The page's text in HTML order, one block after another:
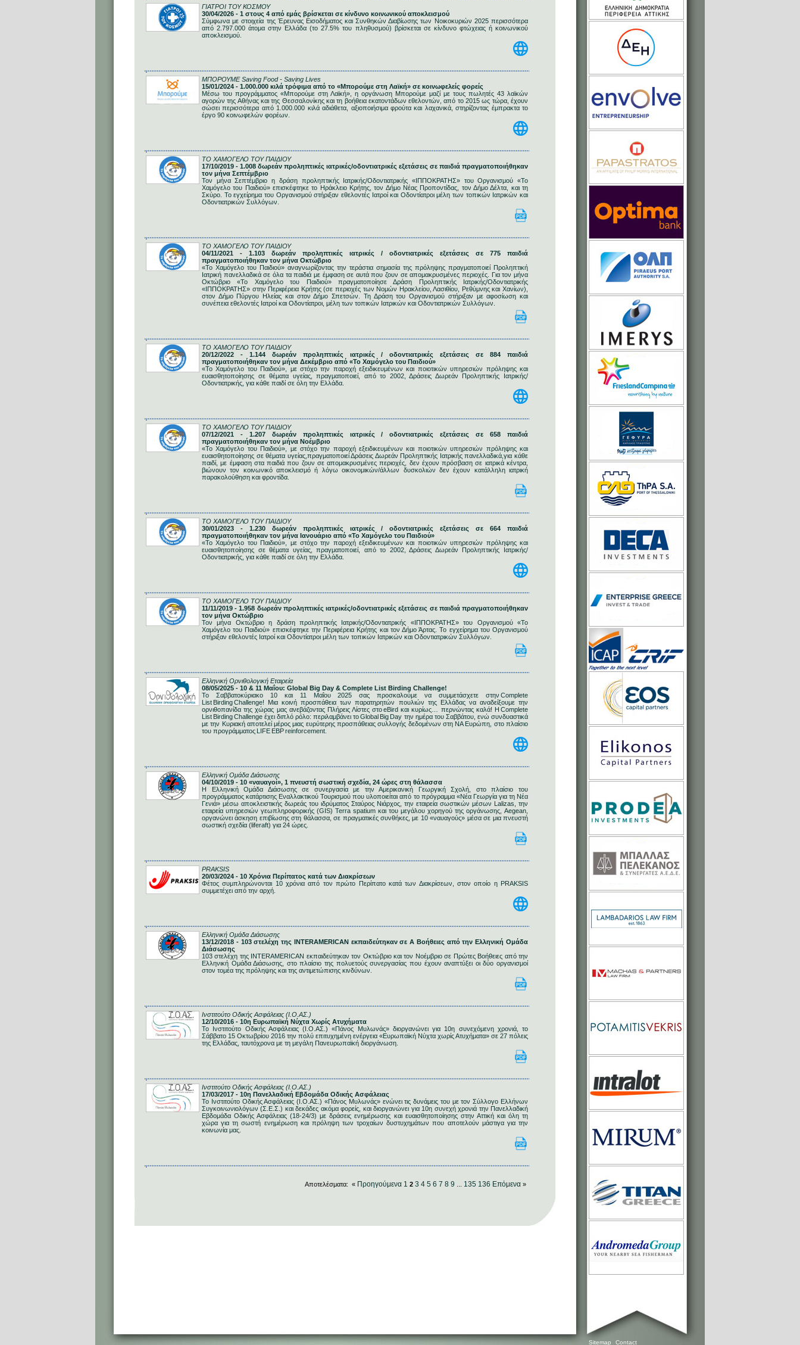
ΓΙΑΤΡΟΙ ΤΟΥ ΚΟΣΜΟΥ
30/04/2026 - 1 στους 4 από εμάς βρίσκεται σε κίνδυνο κοινωνικού αποκλεισμού
Σύμφωνα με στοιχεία της Έρευνας Εισοδήματος και Συνθηκών Διαβίωσης των Νοικοκυριών 2025 περισσότερα
από 2.797.000 άτομα στην Ελλάδα (το 27.5% του πληθυσμού) βρίσκεται σε κίνδυνο φτώχειας ή κοινωνικού
αποκλεισμού.
ΜΠΟΡΟΥΜΕ Saving Food - Saving Lives
15/01/2024 - 1.000.000 κιλά τρόφιμα από το «Μπορούμε στη Λαϊκή» σε κοινωφελείς φορείς
Μέσω του προγράμματος «Μπορούμε στη Λαϊκή», η οργάνωση Μπορούμε μαζί με τους πωλητές 43 λαϊκών
αγορών της Αθήνας και της Θεσσαλονίκης και τη βοήθεια εκατοντάδων εθελοντών, από το 2015 ως τώρα, έχουν
σώσει περισσότερα από 1.000.000 κιλά αδιάθετα, αξιοποιήσιμα φρούτα και λαχανικά, στηρίζοντας έμπρακτα το
έργο 90 κοινωφελών φορέων.
ΤΟ ΧΑΜΟΓΕΛΟ ΤΟΥ ΠΑΙΔΙΟΥ
17/10/2019 - 1.008 δωρεάν προληπτικές ιατρικές/οδοντιατρικές εξετάσεις σε παιδιά πραγματοποιήθηκαν
τον μήνα Σεπτέμβριο
Τον μήνα Σεπτέμβριο η δράση προληπτικής Ιατρικής/Οδοντιατρικής «ΙΠΠΟΚΡΑΤΗΣ» του Οργανισμού «Το
Χαμόγελο του Παιδιού» επισκέφτηκε το Ηράκλειο Κρήτης, τον Δήμο Νέας Προποντίδας, τον Δήμο Δέλτα, και τη
Σκύρο. Το εγχείρημα του Οργανισμού στήριξαν εθελοντές Ιατροί και Οδοντίατροι μέλη των τοπικών Ιατρικών και
Οδοντιατρικών Συλλόγων.
ΤΟ ΧΑΜΟΓΕΛΟ ΤΟΥ ΠΑΙΔΙΟΥ
04/11/2021 - 1.103 δωρεάν προληπτικές ιατρικές / οδοντιατρικές εξετάσεις σε 775 παιδιά
πραγματοποιήθηκαν τον μήνα Οκτώβριο
«Το Χαμόγελο του Παιδιού» αναγνωρίζοντας την τεράστια σημασία της πρόληψης πραγματοποιεί Προληπτική
Ιατρική πανελλαδικά σε όλα τα παιδιά με έμφαση σε αυτά που ζουν σε απομακρυσμένες περιοχές. Για τον μήνα
Οκτώβριο «Το Χαμόγελο του Παιδιού» πραγματοποίησε Δράση Προληπτικής Ιατρικής/Οδοντιατρικής
«ΙΠΠΟΚΡΑΤΗΣ» στην Περιφέρεια Κρήτης (σε περιοχές των Νομών Ηρακλείου, Λασιθίου, Ρεθύμνης και Χανίων),
στον Δήμο Πύργου Ηλείας και στον Δήμο Σπετσών. Τη Δράση του Οργανισμού στήριξαν με αφοσίωση και
συνέπεια εθελοντές Ιατροί και Οδοντίατροι, μέλη των τοπικών Ιατρικών και Οδοντιατρικών Συλλόγων.
ΤΟ ΧΑΜΟΓΕΛΟ ΤΟΥ ΠΑΙΔΙΟΥ
20/12/2022 - 1.144 δωρεάν προληπτικές ιατρικές / οδοντιατρικές εξετάσεις σε 884 παιδιά
πραγματοποιήθηκαν τον μήνα Δεκέμβριο από «Το Χαμόγελο του Παιδιού»
«Το Χαμόγελο του Παιδιού», με στόχο την παροχή εξειδικευμένων και ποιοτικών υπηρεσιών πρόληψης και
ευαισθητοποίησης σε θέματα υγείας, πραγματοποιεί, από το 2002, Δράσεις Δωρεάν Προληπτικής Ιατρικής/
Οδοντιατρικής, για κάθε παιδί σε όλη την Ελλάδα.
ΤΟ ΧΑΜΟΓΕΛΟ ΤΟΥ ΠΑΙΔΙΟΥ
07/12/2021 - 1.207 δωρεάν προληπτικές ιατρικές / οδοντιατρικές εξετάσεις σε 658 παιδιά
πραγματοποιήθηκαν τον μήνα Νοέμβριο
«Το Χαμόγελο του Παιδιού», με στόχο την παροχή εξειδικευμένων και ποιοτικών υπηρεσιών πρόληψης και
ευαισθητοποίησης σε θέματα υγείας,πραγματοποιεί Δράσεις Δωρεάν Προληπτικής Ιατρικής πανελλαδικά,για κάθε
παιδί, με έμφαση στα παιδιά που ζουν σε απομακρυσμένες περιοχές, δεν έχουν πρόσβαση σε ιατρικά κέντρα,
βιώνουν τον κοινωνικό αποκλεισμό ή λόγω οικονομικών/άλλων δυσκολιών δεν έχουν κατάλληλη ιατρική
παρακολούθηση και φροντίδα.
ΤΟ ΧΑΜΟΓΕΛΟ ΤΟΥ ΠΑΙΔΙΟΥ
30/01/2023 - 1.230 δωρεάν προληπτικές ιατρικές / οδοντιατρικές εξετάσεις σε 664 παιδιά
πραγματοποιήθηκαν τον μήνα Ιανουάριο από «Το Χαμόγελο του Παιδιού»
«Το Χαμόγελο του Παιδιού», με στόχο την παροχή εξειδικευμένων και ποιοτικών υπηρεσιών πρόληψης και
ευαισθητοποίησης σε θέματα υγείας, πραγματοποιεί, από το 2002, Δράσεις Δωρεάν Προληπτικής Ιατρικής/
Οδοντιατρικής, για κάθε παιδί σε όλη την Ελλάδα.
ΤΟ ΧΑΜΟΓΕΛΟ ΤΟΥ ΠΑΙΔΙΟΥ
11/11/2019 - 1.958 δωρεάν προληπτικές ιατρικές/οδοντιατρικές εξετάσεις σε παιδιά πραγματοποιήθηκαν
τον μήνα Οκτώβριο
Τον μήνα Οκτώβριο η δράση προληπτικής Ιατρικής/Οδοντιατρικής «ΙΠΠΟΚΡΑΤΗΣ» του Οργανισμού «Το
Χαμόγελο του Παιδιού» επισκέφτηκε την Περιφέρεια Κρήτης και τον Δήμο Άρτας. Το εγχείρημα του Οργανισμού
στήριξαν εθελοντές Ιατροί και Οδοντίατροι μέλη των τοπικών Ιατρικών και Οδοντιατρικών Συλλόγων.
Ελληνική Ορνιθολογική Εταιρεία
08/05/2025 - 10 & 11 Μαΐου: Global Big Day & Complete List Birding Challenge!
Το Σαββατοκύριακο 10 και 11 Μαΐου 2025 σας προσκαλούμε να συμμετάσχετε στην Complete
List Birding Challenge! Mια κοινή προσπάθεια των παρατηρητών πουλιών της Ελλάδας να αναδείξουμε την
ορνιθοπανίδα της χώρας μας ανεβάζοντας Πλήρεις Λίστες στο eBird και κυρίως… περνώντας καλά! Η Complete
List Birding Challenge έχει διπλό ρόλο: περιλαμβάνει το Global Big Day την ημέρα του Σαββάτου, ενώ συνδυαστικά
με την Κυριακή αποτελεί μέρος μιας ευρύτερης προσπάθειας συλλογής δεδομένων στη ΝΑ Ευρώπη, στο πλαίσιο
του προγράμματος LIFE EBP reinforcement.
Ελληνική Ομάδα Διάσωσης
04/10/2019 - 10 «ναυαγοί», 1 πνευστή σωστική σχεδία, 24 ώρες στη θάλασσα
Η Ελληνική Ομάδα Διάσωσης σε συνεργασία με την Αμερικανική Γεωργική Σχολή, στο πλαίσιο τoυ
προγράμματος κατάρτισης Εναλλακτικού Τουρισμού που υλοποιείται από το πρόγραμμα «Νέα Γεωργία για τη Νέα
Γενιά» μέσω αποκλειστικής δωρεάς του ιδρύματος Σταύρος Νιάρχος, την εταιρεία σωστικών μέσων Lalizas, την
εταιρεία υπηρεσιών γεωπληροφορικής (GIS) Terra spatium και του μεγάλου χορηγού της οργάνωσης, Aegean,
οργανώνει άσκηση επιβίωσης στη θάλασσα, σε πραγματικές συνθήκες, με 10 «ναυαγούς» μέσα σε μια πνευστή
σωστική σχεδία (liferaft) για 24 ώρες.
PRAKSIS
20/03/2024 - 10 Χρόνια Περίπατος κατά των Διακρίσεων
Φέτος συμπληρώνονται 10 χρόνια από τον πρώτο Περίπατο κατά των Διακρίσεων, στον οποίο η PRAKSIS
συμμετέχει από την αρχή.
Ελληνική Ομάδα Διάσωσης
13/12/2018 - 103 στελέχη της INTERAMERICAN εκπαιδεύτηκαν σε Α Βοήθειες από την Ελληνική Ομάδα
Διάσωσης
103 στελέχη της INTERAMERICAN εκπαιδεύτηκαν τον Οκτώβριο και τον Νοέμβριο σε Πρώτες Βοήθειες από την
Ελληνική Ομάδα Διάσωσης, στο πλαίσιο της πολυετούς συνεργασίας που έχουν αναπτύξει οι δύο οργανισμοί
στον τομέα της πρόληψης και της αντιμετώπισης κινδύνων.
Ινστιτούτο Οδικής Ασφάλειας (Ι.Ο.ΑΣ.)
12/10/2016 - 10η Ευρωπαϊκή Νύχτα Χωρίς Ατυχήματα
Το Ινστιτούτο Οδικής Ασφάλειας (Ι.Ο.ΑΣ.) «Πάνος Μυλωνάς» διοργανώνει για 10η συνεχόμενη χρονιά, το
Σάββατο 15 Οκτωβρίου 2016 την πολύ επιτυχημένη ενέργεια «Ευρωπαϊκή Νύχτα χωρίς Ατυχήματα» σε 27 πόλεις
της Ελλάδας, ταυτόχρονα με τη μεγάλη Πανευρωπαϊκή διοργάνωση.
Ινστιτούτο Οδικής Ασφάλειας (Ι.Ο.ΑΣ.)
17/03/2017 - 10η Πανελλαδική Εβδομάδα Οδικής Ασφάλειας
Το Ινστιτούτο Οδικής Ασφάλειας (Ι.Ο.ΑΣ.) «Πάνος Μυλωνάς» ενώνει τις δυνάμεις του με τον Σύλλογο Ελλήνων
Συγκοινωνιολόγων (Σ.Ε.Σ.) και δεκάδες ακόμα φορείς, και διοργανώνει για 10η συνεχή χρονιά την Πανελλαδική
Εβδομάδα Οδικής Ασφάλειας (18-24/3) με δράσεις ενημέρωσης και ευαισθητοποίησης στην Αττική και όλη τη
χώρα για τη σωστή ενημέρωση και πρόληψη των τροχαίων δυστυχημάτων που αποτελούν μάστιγα για την
κοινωνία μας.
Αποτελέσματα: « Προηγούμενα 1 2 3 4 5 6 7 8 9 135 136 Επόμενα »
Sitemap Contact